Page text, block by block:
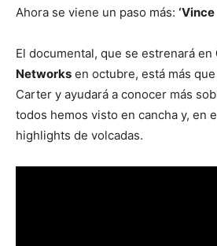
Ahora se viene un paso más:
El documental, que se estrenará en
Networks en octubre, está más
Carter y ayudará a conocer más
todos hemos visto en cancha y, en
highlights de volcadas.